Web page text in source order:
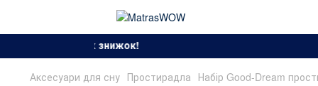
спекотних знижок!
Аксесуари для сну Простирадла Набір Good-Dream